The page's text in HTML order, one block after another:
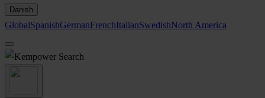
Danish
GlobalSpanishGermanFrenchItalianSwedishNorth America
Search